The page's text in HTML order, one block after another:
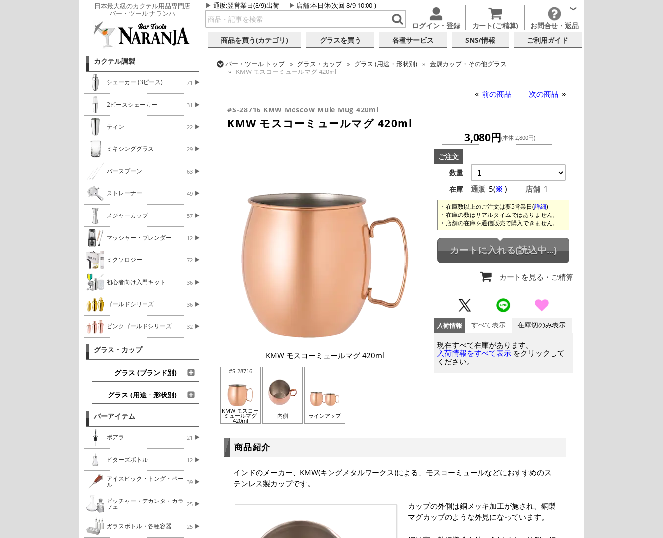
日本最大級のカクテル用品専門店
バー・ツール ナランハ
通販:翌営業日(8/9)出荷 店舗:本日休(次回 8/9 10:00-)
ログイン・登録 カート(ご精算) お問合せ・返品
商品を買う(カテゴリ) グラスを買う 各種サービス SNS/情報 ご利用ガイド
カクテル調製
シェーカー (3ピース) 71
2ピースシェーカー 31
ティン 22
ミキシンググラス 29
バースプーン 63
ストレーナー 49
メジャーカップ 57
マッシャー・ブレンダー 12
ミクソロジー 72
初心者向け入門キット 36
ゴールドシリーズ 36
ピンクゴールドシリーズ 32
グラス・カップ
グラス (ブランド別)
グラス (用途・形状別)
バーアイテム
ポアラ 21
ビターズボトル 12
アイスピック・トング・ペー
ル 39
ピッチャー・デカンタ・カラ
フェ 25
ガラスボトル・各種容器 25
バー・ツール トップ グラス・カップ グラス (用途・形状別)
金属カップ・その他グラス
KMW モスコーミュールマグ 420ml
前の商品 次の商品
#S-28716 KMW Moscow Mule Mug 420ml
KMW モスコーミュールマグ 420ml
KMW モスコーミュールマグ 420ml
#S-28716
KMW モスコー
ミュールマグ
420ml
内側 ラインアップ
3,080円(本体 2,800円)
ご注文
数量
在庫
通販 5(※ ) 店舗 1
在庫数以上のご注文は要5営業日(詳細)
在庫の数はリアルタイムではありません。
店舗の在庫を通信販売で購入できません。
カートに入れる(読込中...)
カートを見る ・ご精算
入荷情報 すべて表示 在庫切のみ表示
現在すべて在庫があります。
入荷情報をすべて表示 をクリックして
ください。
商品紹介
インドのメーカー、KMW(キングメタルワークス)による、モスコーミュールなどにおすすめのス
テンレス製カップです。
カップの外側は銅メッキ加工が施され、銅製
マグカップのような外見になっています。